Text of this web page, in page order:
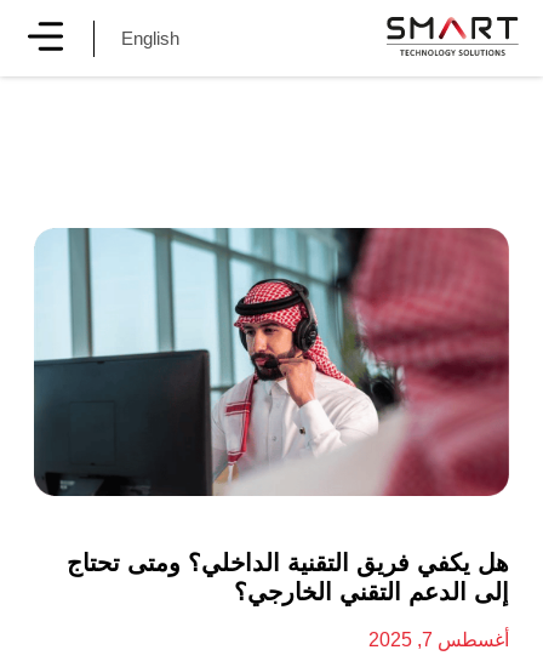
English
هل يكفي فريق التقنية الداخلي؟ ومتى تحتاج
إلى الدعم التقني الخارجي؟
أغسطس 7, 2025